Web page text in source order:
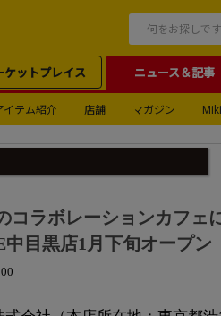
ケットプレイス ニュース＆記事
イテム紹介 店舗 マガジン
コラボレーションカフェ
中目黒店1月下旬オープン